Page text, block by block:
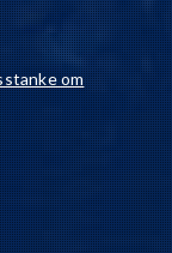
om